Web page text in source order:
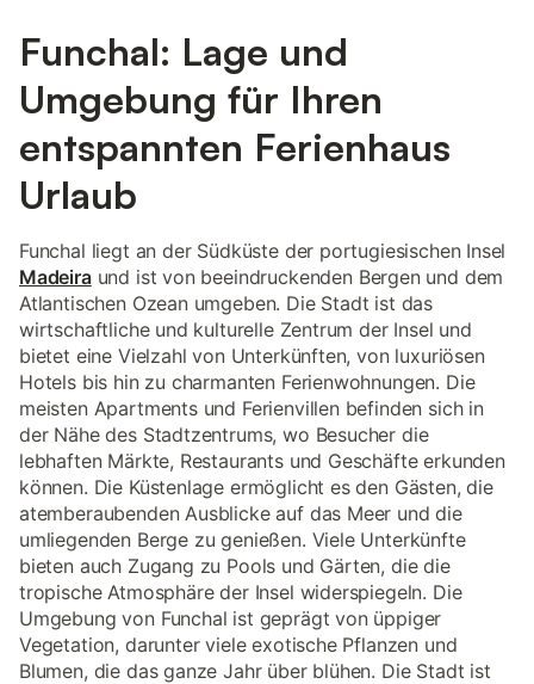
Funchal: Lage und
Umgebung für Ihren
entspannten Ferienhaus
Urlaub
Funchal liegt an der Südküste der portugiesischen Insel
Madeiraund ist von beeindruckenden Bergen und dem
Atlantischen Ozean umgeben. Die Stadt ist das
wirtschaftliche und kulturelle Zentrum der Insel und
bietet eine Vielzahl von Unterkünften, von luxuriösen
Hotels bis hin zu charmanten Ferienwohnungen. Die
meisten Apartments und Ferienvillen befinden sich in
der Nähe des Stadtzentrums, wo Besucher die
lebhaften Märkte, Restaurants und Geschäfte erkunden
können. Die Küstenlage ermöglicht es den Gästen, die
atemberaubenden Ausblicke auf das Meer und die
umliegenden Berge zu genießen. Viele Unterkünfte
bieten auch Zugang zu Pools und Gärten, die die
tropische Atmosphäre der Insel widerspiegeln. Die
Umgebung von Funchal ist geprägt von üppiger
Vegetation, darunter viele exotische Pflanzen und
Blumen, die das ganze Jahr über blühen. Die Stadt ist